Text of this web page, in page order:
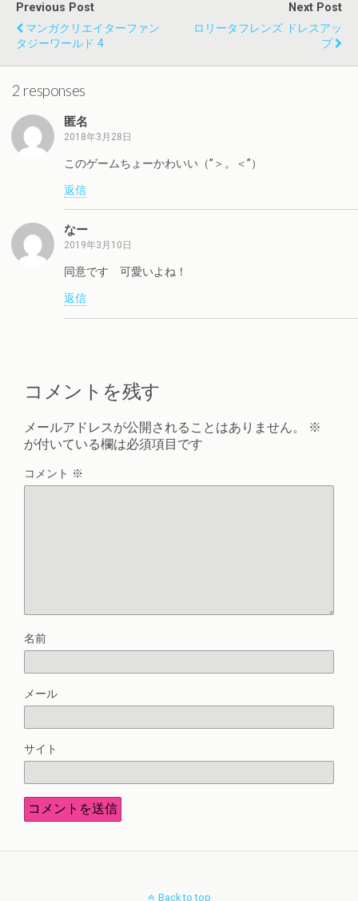
Previous Post
マンガクリエイターファン
タジーワールド 4
Next Post
ロリータフレンズ ドレスアッ
プ
2 responses
匿名
2018年3月28日
このゲームちょーかわいい（”＞。＜”）
返信
なー
2019年3月10日
同意です 可愛いよね！
返信
コメントを残す
メールアドレスが公開されることはありません。
※
が付いている欄は必須項目です
コメント ※
名前
メール
サイト
Back to top